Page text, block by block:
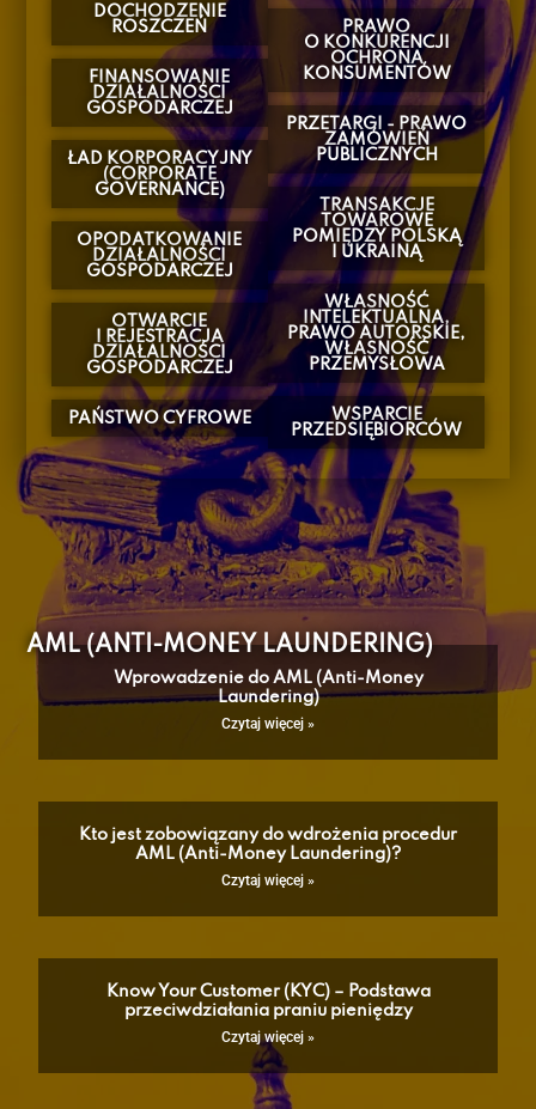
DOCHODZENIE
ROSZCZEŃ
FINANSOWANIE
DZIAŁALNOŚCI
GOSPODARCZEJ
ŁAD KORPORACYJNY
(CORPORATE
GOVERNANCE)
OPODATKOWANIE
DZIAŁALNOŚCI
GOSPODARCZEJ
OTWARCIE
I REJESTRACJA
DZIAŁALNOŚCI
GOSPODARCZEJ
PAŃSTWO CYFROWE
PRAWO
O KONKURENCJI
OCHRONA
KONSUMENTÓW
PRZETARGI - PRAWO
ZAMÓWIEŃ
PUBLICZNYCH
TRANSAKCJE
TOWAROWE
POMIĘDZY POLSKĄ
I UKRAINĄ
WŁASNOŚĆ
INTELEKTUALNA,
PRAWO AUTORSKIE,
WŁASNOŚĆ
PRZEMYSŁOWA
WSPARCIE
PRZEDSIĘBIORCÓW
AML (ANTI-MONEY LAUNDERING)
Wprowadzenie do AML (Anti-Money
Laundering)
Czytaj więcej »
Kto jest zobowiązany do wdrożenia procedur
AML (Anti-Money Laundering)?
Czytaj więcej »
Know Your Customer (KYC) – Podstawa
przeciwdziałania praniu pieniędzy
Czytaj więcej »